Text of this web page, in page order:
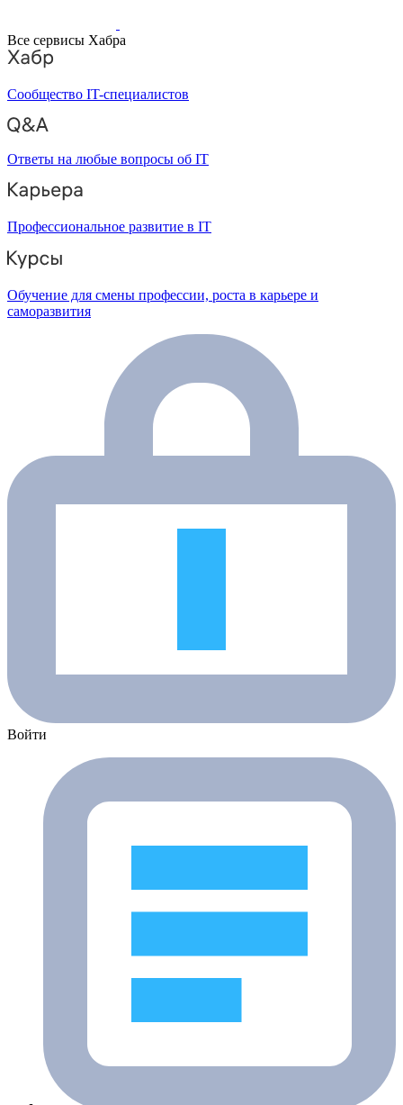
Все сервисы Хабра
Сообщество IT-специалистов
Ответы на любые вопросы об IT
Профессиональное развитие в IT
Обучение для смены профессии, роста в карьере и
саморазвития
Войти